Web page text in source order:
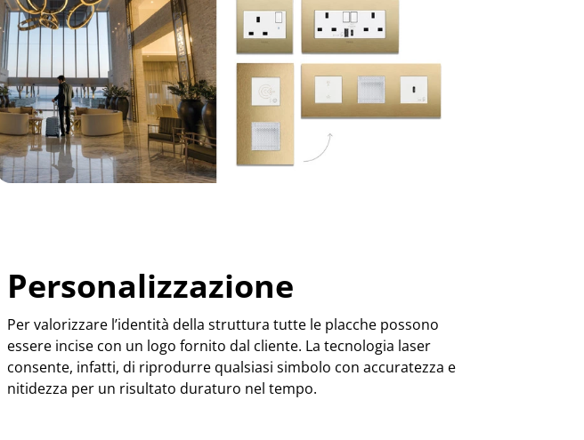
Personalizzazione
Per valorizzare l’identità della struttura tutte le placche possono
essere incise con un logo fornito dal cliente. La tecnologia laser
consente, infatti, di riprodurre qualsiasi simbolo con accuratezza e
nitidezza per un risultato duraturo nel tempo.